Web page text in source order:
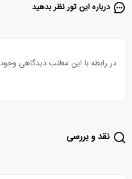
درباره این تور‌ نظر بدهید
در رابطه با این مطلب دیدگاهی وجود
نقد و بررسی